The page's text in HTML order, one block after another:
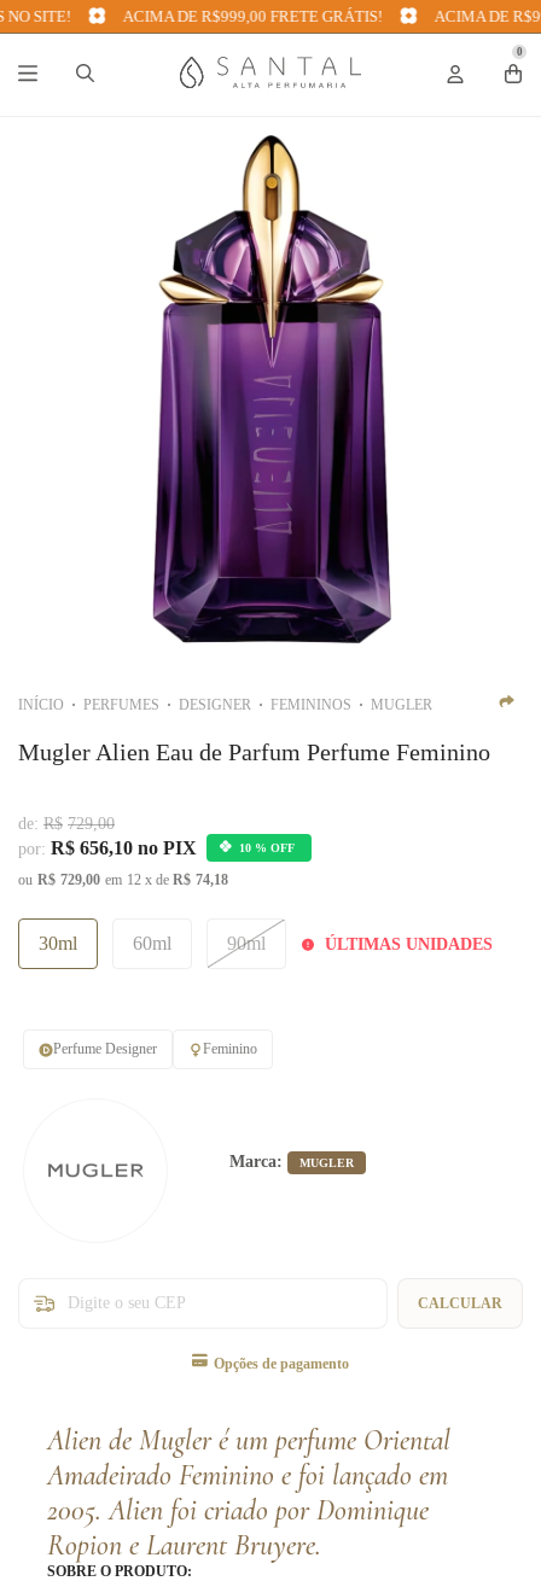
SITE! ACIMA DE R$999,00 FRETE GRÁTIS! ACIMA DE
0
INÍCIO PERFUMES DESIGNER FEMININOS MUGLER
Mugler Alien Eau de Parfum Perfume Feminino
de: R$ 729,00
por: R$ 656,10 no PIX 10 % OFF
ou R$ 729,00 em 12 x de R$ 74,18
30ml 60ml 90ml ÚLTIMAS UNIDADES
Marca: MUGLER
Perfume Designer Feminino
CALCULAR
Opções de pagamento
Alien de Mugler é um perfume Oriental
Amadeirado Feminino e foi lançado em
2005. Alien foi criado por Dominique
Ropion e Laurent Bruyere.
SOBRE O PRODUTO: